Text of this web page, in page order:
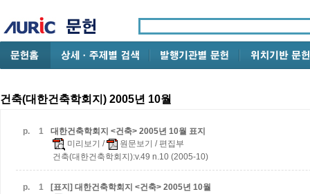
건축(대한건축학회지) 2005년 10월
p. 1
대한건축학회지 <건축> 2005년 10월 표지
미리보기 / 원문보기 / 편집부
건축(대한건축학회지):v.49 n.10 (2005-10)
p. 1
[표지] 대한건축학회지 <건축> 2005년 10월